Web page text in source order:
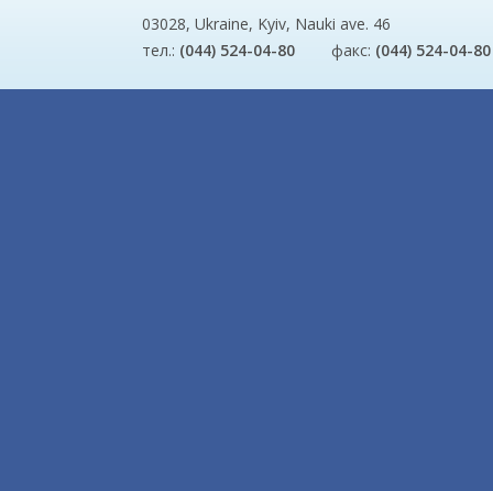
03028, Ukraine, Kyiv, Nauki ave. 46
тел.: (044) 524-04-80 факс: (044) 524-04-80